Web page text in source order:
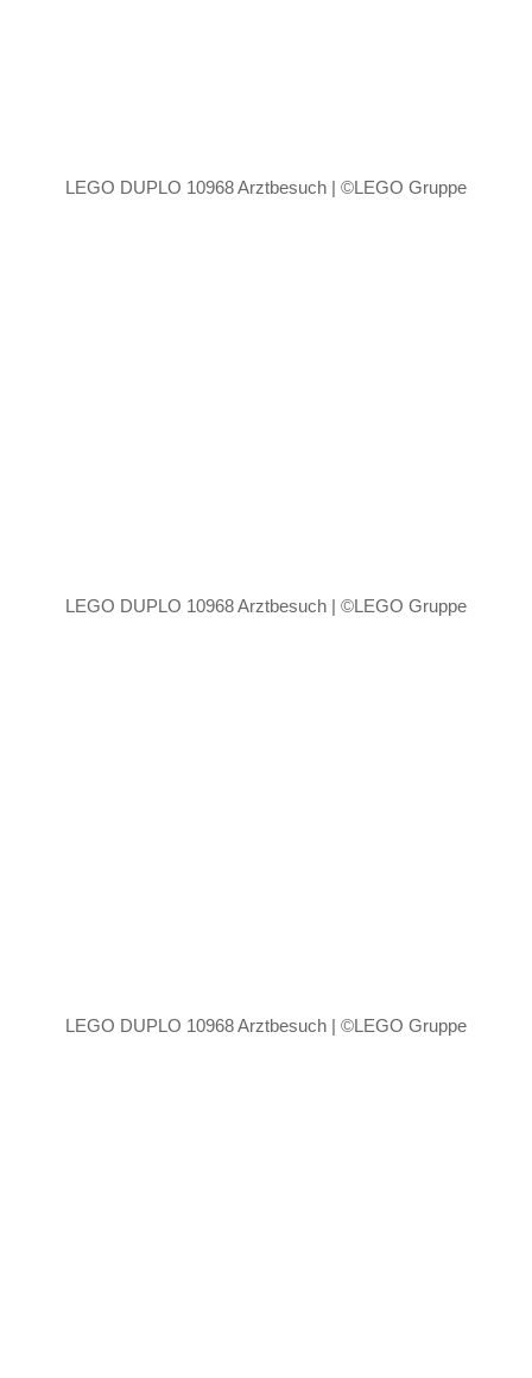
LEGO DUPLO 10968 Arztbesuch | ©LEGO Gruppe
LEGO DUPLO 10968 Arztbesuch | ©LEGO Gruppe
LEGO DUPLO 10968 Arztbesuch | ©LEGO Gruppe